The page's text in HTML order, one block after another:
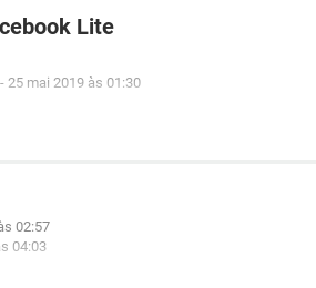
Lite
- 25 mai 2019 às 01:30
02:57
04:03